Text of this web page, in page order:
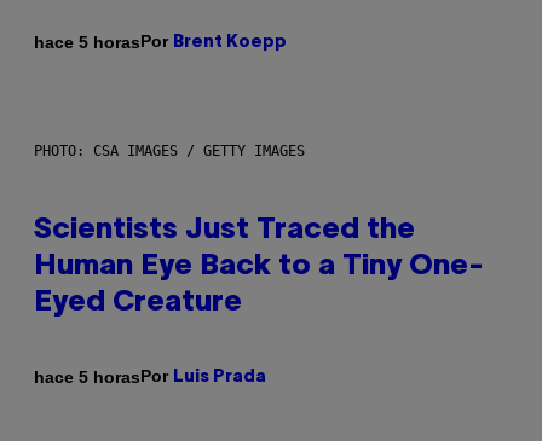
hace 5 horasPor Brent Koepp
PHOTO: CSA IMAGES / GETTY IMAGES
Scientists Just Traced the
Human Eye Back to a Tiny One-
Eyed Creature
hace 5 horasPor Luis Prada